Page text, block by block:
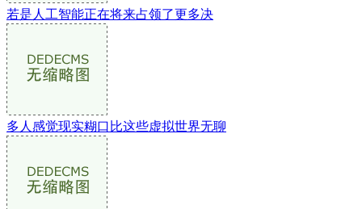
若是人工智能正在将来占领了更多决
多人感觉现实糊口比这些虚拟世界无聊